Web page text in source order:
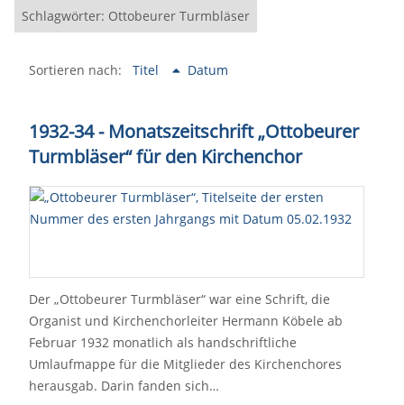
Schlagwörter: Ottobeurer Turmbläser
Sortieren nach: Titel Datum
1932-34 - Monatszeitschrift„Ottobeurer
Turmbläser“für den Kirchenchor
Der „Ottobeurer Turmbläser“ war eine Schrift, die
Organist und Kirchenchorleiter Hermann Köbele ab
Februar 1932 monatlich als handschriftliche
Umlaufmappe für die Mitglieder des Kirchenchores
herausgab. Darin fanden sich…